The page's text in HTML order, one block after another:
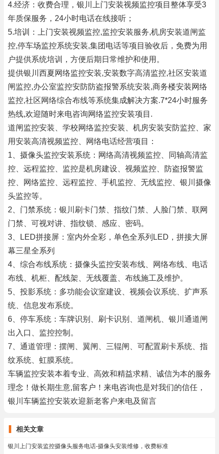
4.经济：收费合理，银川上门安装视频监控项目整体享受3
年质保服务，24小时电话在线接听；
5.培训：上门安装视频监控,监控安装服务,机房安装道闸监
控,停车场监控系统安装,集团电话等项目验收后，免费为用
户提供系统培训，方便后期日常维护和使用。
提供银川西夏网络监控安装,安装数字高清监控,社区安装道
闸监控,办公室监控安防防盗报警系统安装,商务楼安装网络
监控,社区网络综合布线等系统集成解决方案.7*24小时服务
热线,欢迎随时来电咨询网络监控安装项目.
道闸监控安装、学校网络监控安装、机房安装安防监控、家
用安装高清视频监控、网络电话经营项目：
1、摄像头监控安装系统：网络高清视频监控、同轴高清监
控、远程监控、监控是机房建设、视频监控、防盗报警监
控、网络监控、远程监控、手机监控、无线监控、银川摄像
头监控等。
2、门禁系统：银川刷卡门禁、指纹门禁、人脸门禁、联网
门禁、可视对讲、指纹锁、感应、密码。
3、LED拼接屏：室内外全彩，单色全系列LED，拼接大屏
幕三星全系列
4、综合布线系统：摄像头监控安装布线、网络布线、电话
布线、机柜、配线架、无线覆盖、布线施工及维护。
5、投影系统：多功能会议室建设、视频会议系统、扩声系
统、信息发布系统。
6、停车系统：车牌识别、刷卡识别、道闸机、银川通道闸
出入口、监控控制。
7、通道管理：摆闸、翼闸、三辊闸、可配置刷卡系统、指
纹系统、虹膜系统。
车辆监控安装本着专业、高效和精益求精、诚信为本的服务
理念！做长期生意,留客户！来电咨询也是对我们的信任，
银川车辆监控安装欢迎新老客户来电及留言
相关文章
银川上门安装监控摄像头服务电话-摄像头安装维修，收费标准